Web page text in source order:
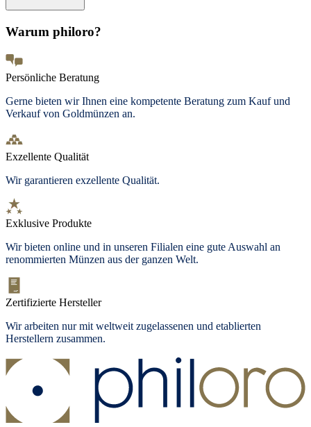
Warum philoro?
Persönliche Beratung
Gerne bieten wir Ihnen eine kompetente Beratung zum Kauf und
Verkauf von Goldmünzen an.
Exzellente Qualität
Wir garantieren exzellente Qualität.
Exklusive Produkte
Wir bieten online und in unseren Filialen eine gute Auswahl an
renommierten Münzen aus der ganzen Welt.
Zertifizierte Hersteller
Wir arbeiten nur mit weltweit zugelassenen und etablierten
Herstellern zusammen.